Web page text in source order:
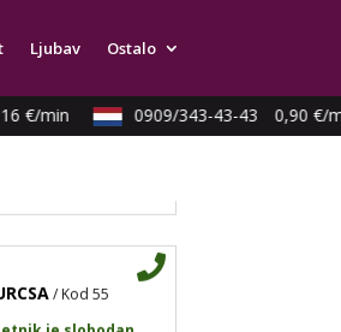
Ljubav Ostalo
€/min 0909/343-43-43 0,90 €/
anđeoski brojevi,
reiki, terapija
600
/ Kod 55
je slobodan